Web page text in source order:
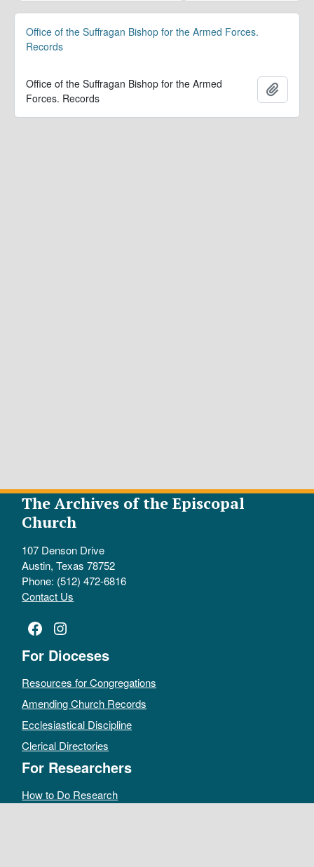
Office of the Suffragan Bishop for the Armed Forces.
Records
Office of the Suffragan Bishop for the Armed
Forces. Records
The Archives of the Episcopal
Church
107 Denson Drive
Austin, Texas 78752
Phone: (512) 472-6816
Contact Us
Facebook
Instagram
For Dioceses
Resources for Congregations
Amending Church Records
Ecclesiastical Discipline
Clerical Directories
For Researchers
How to Do Research